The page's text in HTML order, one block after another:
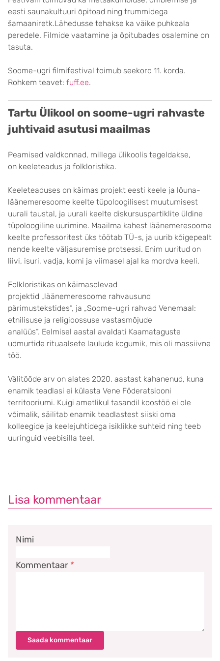
eesti saunakultuuri õpitoad ning trummidega
šamaaniretk.Lähedusse tehakse ka väike puhkeala
peredele. Filmide vaatamine ja õpitubades osalemine on
tasuta.
Soome-ugri filmifestival toimub seekord 11. korda.
Rohkem teavet: fuff.ee.
Tartu Ülikool on soome-ugri rahvaste
juhtivaid asutusi maailmas
Peamised valdkonnad, millega ülikoolis tegeldakse,
on keeleteadus ja folkloristika.
Keeleteaduses on käimas projekt eesti keele ja lõuna-
läänemeresoome keelte tüpoloogilisest muutumisest
uurali taustal, ja uurali keelte diskursuspartiklite üldine
tüpoloogiline uurimine. Maailma kahest läänemeresoome
keelte professoritest üks töötab TÜ-s, ja uurib kõigepealt
nende keelte väljasuremise protsessi. Enim uuritud on
liivi, isuri, vadja, komi ja viimasel ajal ka mordva keeli.
Folkloristikas on käimasolevad
projektid „läänemeresoome rahvausund
pärimustekstides“, ja „Soome-ugri rahvad Venemaal:
etnilisuse ja religioossuse vastasmõjude
analüüs“. Eelmisel aastal avaldati Kaamataguste
udmurtide rituaalsete laulude kogumik, mis oli massiivne
töö.
Välitööde arv on alates 2020. aastast kahanenud, kuna
enamik teadlasi ei külasta Vene Föderatsiooni
territooriumi. Kuigi ametlikul tasandil koostöö ei ole
võimalik, säilitab enamik teadlastest siiski oma
kolleegide ja keelejuhtidega isiklikke suhteid ning teeb
uuringuid veebisilla teel.
Lisa kommentaar
Kommentaar *
Nimi
Saada kommentaar